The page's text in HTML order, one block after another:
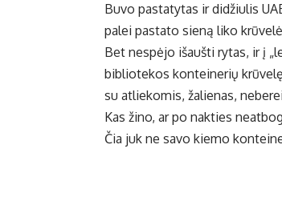
Buvo pastatytas ir didžiulis
palei pastato sieną liko
Bet nespėjo išaušti rytas, ir į
bibliotekos konteinerių
su atliekomis, žalienas,
Kas žino, ar po nakties
Čia juk ne savo kiemo